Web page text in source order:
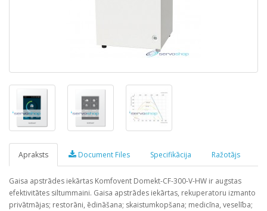
Apraksts Document Files Specifikācija Ražotājs
Gaisa apstrādes iekārtas Komfovent Domekt-CF-300-V-HW ir augstas
efektivitātes siltummaini. Gaisa apstrādes iekārtas, rekuperatoru izmanto
privātmājas; restorāni, ēdināšana; skaistumkopšana; medicīna, veselība;